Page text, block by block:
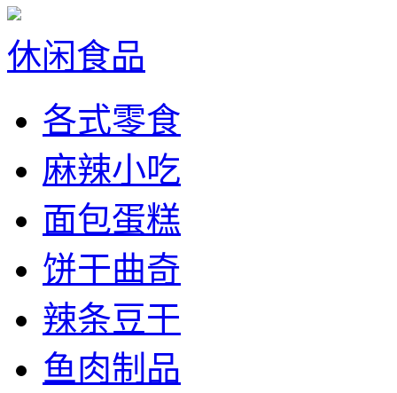
休闲食品
各式零食
麻辣小吃
面包蛋糕
饼干曲奇
辣条豆干
鱼肉制品